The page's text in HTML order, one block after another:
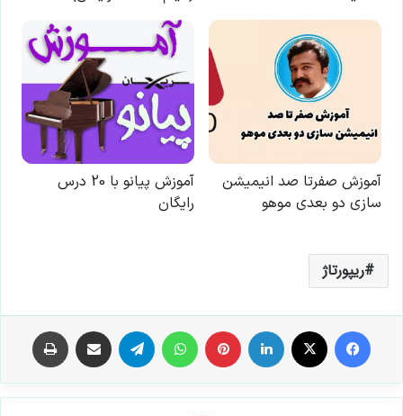
ریپورتاژ
فیس بوک لینکدین ‫پین‌ترست تلگرام اشتراک گذاری از طریق ایمیل